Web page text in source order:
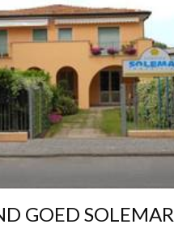
GOED SOLEMAR